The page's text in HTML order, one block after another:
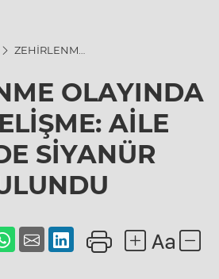
ZEHİRLENME
GELİŞME:
AİLE EVİNDE
SİYANÜR
BULUNDU
OLAYINDA
AİLE
SİYANÜR